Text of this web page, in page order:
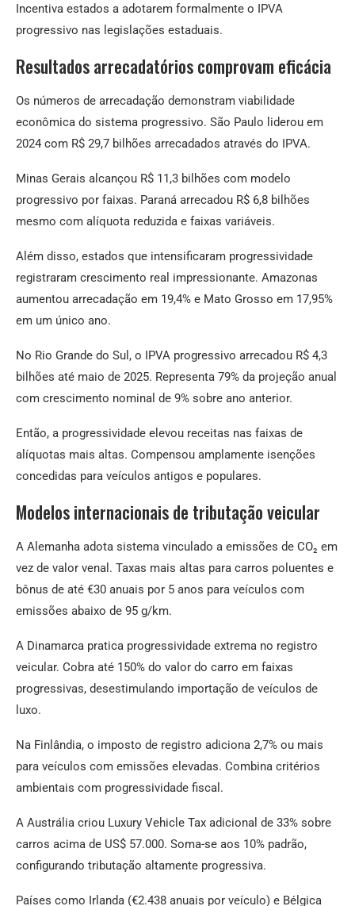
Incentiva estados a adotarem formalmente o IPVA
progressivo nas legislações estaduais.
Resultados arrecadatórios comprovam eficácia
Os números de arrecadação demonstram viabilidade
econômica do sistema progressivo. São Paulo liderou em
2024 com R$ 29,7 bilhões arrecadados através do IPVA.
Minas Gerais alcançou R$ 11,3 bilhões com modelo
progressivo por faixas. Paraná arrecadou R$ 6,8 bilhões
mesmo com alíquota reduzida e faixas variáveis.
Além disso, estados que intensificaram progressividade
registraram crescimento real impressionante. Amazonas
aumentou arrecadação em 19,4% e Mato Grosso em 17,95%
em um único ano.
No Rio Grande do Sul, o IPVA progressivo arrecadou R$ 4,3
bilhões até maio de 2025. Representa 79% da projeção anual
com crescimento nominal de 9% sobre ano anterior.
Então, a progressividade elevou receitas nas faixas de
alíquotas mais altas. Compensou amplamente isenções
concedidas para veículos antigos e populares.
Modelos internacionais de tributação veicular
A Alemanha adota sistema vinculado a emissões de CO₂ em
vez de valor venal. Taxas mais altas para carros poluentes e
bônus de até €30 anuais por 5 anos para veículos com
emissões abaixo de 95 g/km.
A Dinamarca pratica progressividade extrema no registro
veicular. Cobra até 150% do valor do carro em faixas
progressivas, desestimulando importação de veículos de
luxo.
Na Finlândia, o imposto de registro adiciona 2,7% ou mais
para veículos com emissões elevadas. Combina critérios
ambientais com progressividade fiscal.
A Austrália criou Luxury Vehicle Tax adicional de 33% sobre
carros acima de US$ 57.000. Soma-se aos 10% padrão,
configurando tributação altamente progressiva.
Países como Irlanda (€2.438 anuais por veículo) e Bélgica